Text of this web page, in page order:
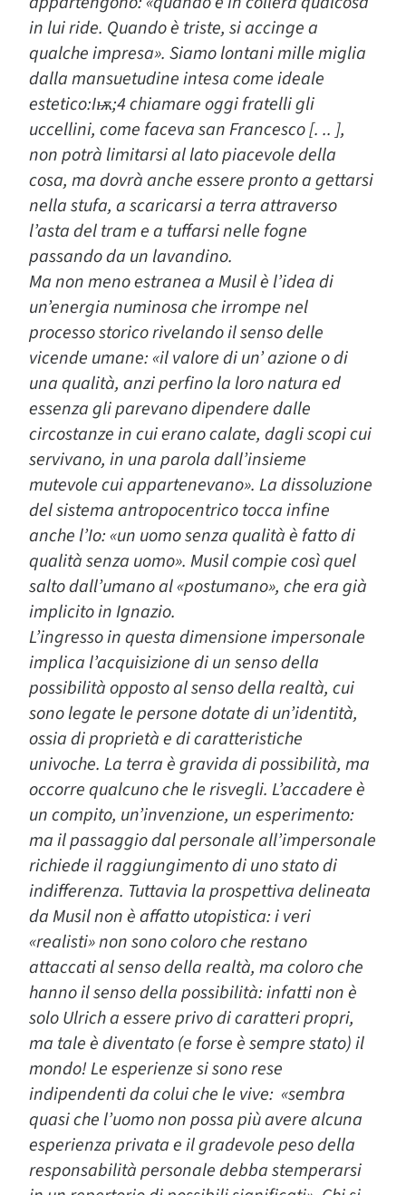
in lui ride. Quando è triste, si accinge a
qualche impresa». Siamo lontani mille miglia
dalla mansuetudine intesa come ideale
estetico:Iѭ;4 chiamare oggi fratelli gli
uccellini, come faceva san Francesco [. .. ],
non potrà limitarsi al lato piacevole della
cosa, ma dovrà anche essere pronto a gettarsi
nella stufa, a scaricarsi a terra attraverso
l’asta del tram e a tuffarsi nelle fogne
passando da un lavandino.
Ma non meno estranea a Musil è l’idea di
un’energia numinosa che irrompe nel
processo storico rivelando il senso delle
vicende umane: «il valore di un’ azione o di
una qualità, anzi perfino la loro natura ed
essenza gli parevano dipendere dalle
circostanze in cui erano calate, dagli scopi cui
servivano, in una parola dall’insieme
mutevole cui appartenevano». La dissoluzione
del sistema antropocentrico tocca infine
anche l’Io: «un uomo senza qualità è fatto di
qualità senza uomo». Musil compie così quel
salto dall’umano al «postumano», che era già
implicito in Ignazio.
L’ingresso in questa dimensione impersonale
implica l’acquisizione di un senso della
possibilità opposto al senso della realtà, cui
sono legate le persone dotate di un’identità,
ossia di proprietà e di caratteristiche
univoche. La terra è gravida di possibilità, ma
occorre qualcuno che le risvegli. L’accadere è
un compito, un’invenzione, un esperimento:
ma il passaggio dal personale all’impersonale
richiede il raggiungimento di uno stato di
indifferenza. Tuttavia la prospettiva delineata
da Musil non è affatto utopistica: i veri
«realisti» non sono coloro che restano
attaccati al senso della realtà, ma coloro che
hanno il senso della possibilità: infatti non è
solo Ulrich a essere privo di caratteri propri,
ma tale è diventato (e forse è sempre stato) il
mondo! Le esperienze si sono rese
indipendenti da colui che le vive: «sembra
quasi che l’uomo non possa più avere alcuna
esperienza privata e il gradevole peso della
responsabilità personale debba stemperarsi